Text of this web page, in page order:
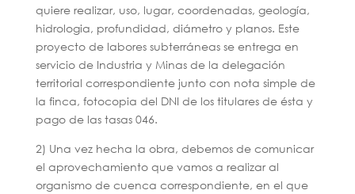
quiere realizar, uso, lugar, coordenadas, geología,
hidrologia, profundidad, diámetro y planos. Este
proyecto de labores subterráneas se entrega en
servicio de Industria y Minas de la delegación
territorial correspondiente junto con nota simple de
la finca, fotocopia del DNI de los titulares de ésta y
pago de las tasas 046.
2) Una vez hecha la obra, debemos de comunicar
el aprovechamiento que vamos a realizar al
organismo de cuenca correspondiente, en el que